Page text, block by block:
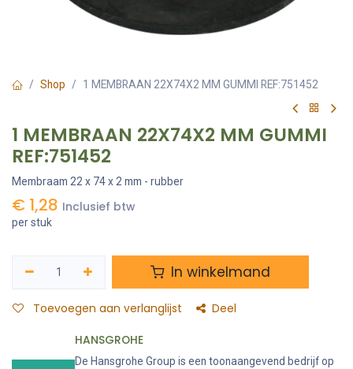
Shop 1 MEMBRAAN 22X74X2 MM GUMMI REF:751452
1 MEMBRAAN 22X74X2 MM GUMMI
REF:751452
Membraam 22 x 74 x 2 mm - rubber
€ 1,28 Inclusief btw
per stuk
In winkelmand
Toevoegen aan verlanglijst Deel
HANSGROHE
De Hansgrohe Group is een toonaangevend bedrijf op